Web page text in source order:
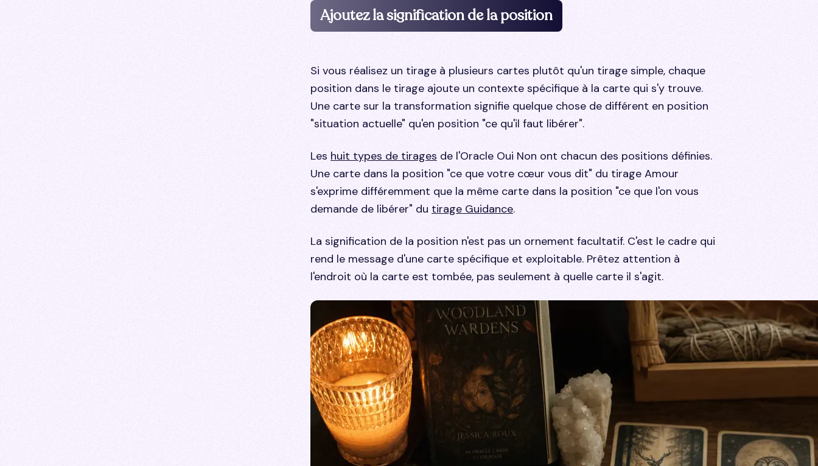
Ajoutez la signification de la position
Si vous réalisez un tirage à plusieurs cartes plutôt qu'un tirage simple, chaque
position dans le tirage ajoute un contexte spécifique à la carte qui s'y trouve.
Une carte sur la transformation signifie quelque chose de différent en position
"situation actuelle" qu'en position "ce qu'il faut libérer".
Les huit types de tirages de l'Oracle Oui Non ont chacun des positions définies.
Une carte dans la position "ce que votre cœur vous dit" du tirage Amour
s'exprime différemment que la même carte dans la position "ce que l'on vous
demande de libérer" du tirage Guidance.
La signification de la position n'est pas un ornement facultatif. C'est le cadre qui
rend le message d'une carte spécifique et exploitable. Prêtez attention à
l'endroit où la carte est tombée, pas seulement à quelle carte il s'agit.